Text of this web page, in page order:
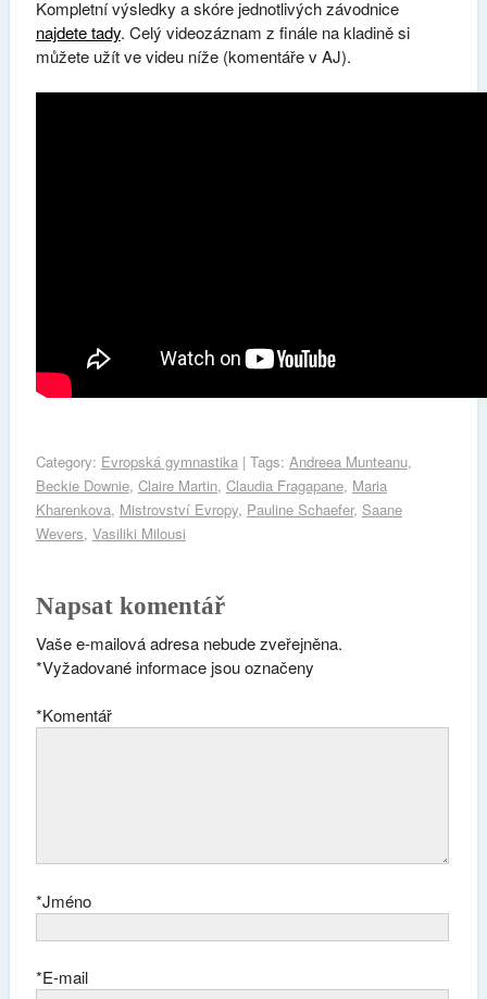
Kompletní výsledky a skóre jednotlivých závodnice
najdete tady. Celý videozáznam z finále na kladině si
můžete užít ve videu níže (komentáře v AJ).
Category: Evropská gymnastika| Tags: Andreea Munteanu,
Beckie Downie, Claire Martin, Claudia Fragapane, Maria
Kharenkova, Mistrovství Evropy, Pauline Schaefer, Saane
Wevers, Vasiliki Milousi
Napsat komentář
Vaše e-mailová adresa nebude zveřejněna.
Vyžadované informace jsou označeny
*
Komentář
*
Jméno
*
E-mail
*